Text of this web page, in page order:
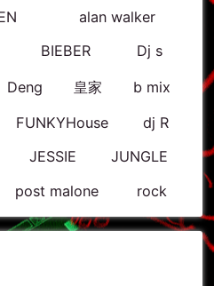
alan walker
BIEBER Dj s
Deng 皇家 b mix
FUNKYHouse
dj R
JESSIE
JUNGLE
post malone rock